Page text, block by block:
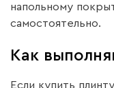
напольному
самостоятельно.
Как
Если купить